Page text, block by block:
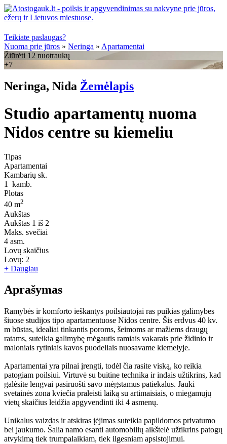
Teikiate paslaugas?
Nuoma prie jūros » Neringa » Apartamentai
Žiūrėti 12 nuotraukų
+7
Neringa, Nida Žemėlapis
Studio apartamentų nuoma
Nidos centre su kiemeliu
Tipas
Apartamentai
Kambarių sk.
1
kamb.
Plotas
40 m2
Aukštas
Aukštas 1 iš 2
Maks. svečiai
4 asm.
Lovų skaičius
Lovų: 2
+ Daugiau
Aprašymas
Ramybės ir komforto ieškantys poilsiautojai ras puikias galimybes
šiuose studijos tipo apartamentuose Nidos centre. Šis erdvus 40 kv.
m būstas, idealiai tinkantis poroms, šeimoms ar mažiems draugų
ratams, suteikia galimybę mėgautis ramiais vakarais prie židinio ir
maloniais rytiniais kavos puodeliais nuosavame kiemelyje.
Apartamentai yra pilnai įrengti, todėl čia rasite viską, ko reikia
patogiam poilsiui. Virtuvė su buitine technika ir indais užtikrins, kad
galėsite lengvai pasiruošti savo mėgstamus patiekalus. Jauki
svetainės zona kviečia praleisti laiką su artimaisiais, o miegamųjų
vietų skaičius leidžia apgyvendinti iki 4 asmenų.
Unikalus vaizdas ir atskiras įėjimas suteikia papildomos privatumo
bei jaukumo. Šalia namo esanti automobilių aikštelė užtikrins patogų
atvykimą tiek trumpalaikiam, tiek ilgesniam apsistojimui.